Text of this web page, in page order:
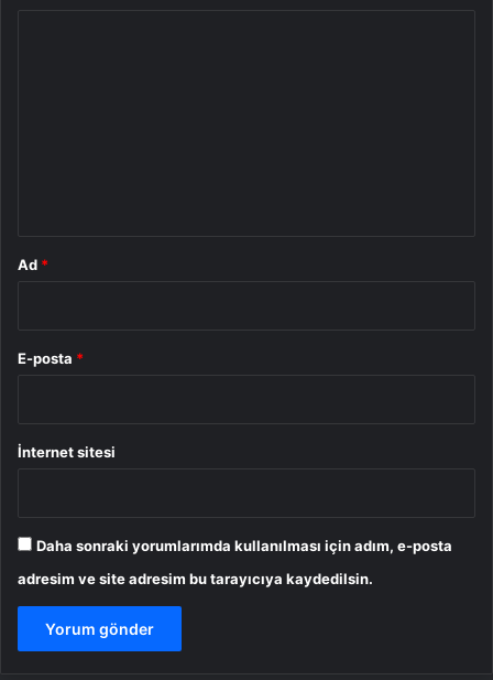
Ad *
E-posta *
İnternet sitesi
Daha sonraki yorumlarımda kullanılması için adım, e-posta
adresim ve site adresim bu tarayıcıya kaydedilsin.